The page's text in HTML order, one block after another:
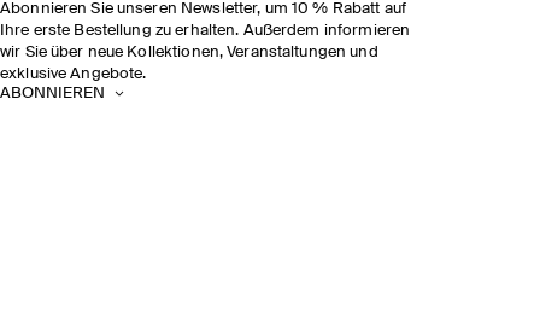
Abonnieren Sie unseren Newsletter, um 10 % Rabatt auf
Ihre erste Bestellung zu erhalten. Außerdem informieren
wir Sie über neue Kollektionen, Veranstaltungen und
exklusive Angebote.
ABONNIEREN